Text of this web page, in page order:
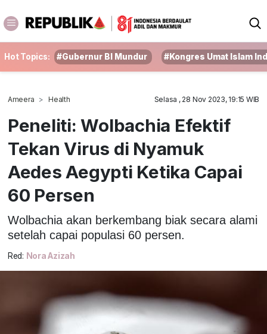
Hot Topics: #Gubernur BI Mundur #Kongres Umat Islam
Ameera Health Selasa , 28 Nov 2023, 19:15 WIB
Peneliti: Wolbachia Efektif
Tekan Virus di Nyamuk
Aedes Aegypti Ketika Capai
60 Persen
Wolbachia akan berkembang biak secara alami
setelah capai populasi 60 persen.
Red: Nora Azizah